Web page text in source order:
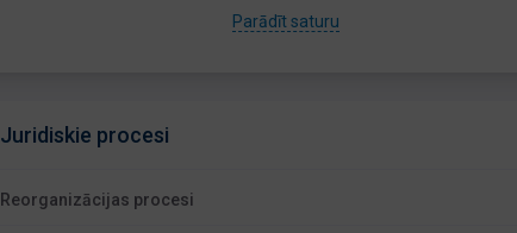
Parādīt saturu
Juridiskie procesi
Reorganizācijas procesi